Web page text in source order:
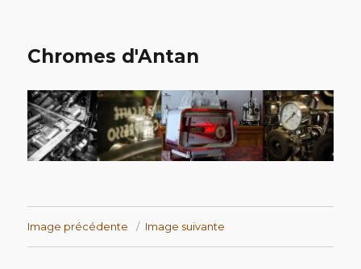
Chromes d'Antan
Image précédente Image suivante